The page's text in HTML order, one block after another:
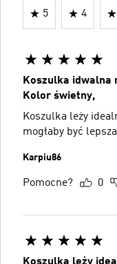
5 4
Koszulka idwalna
Kolor świetny,
Koszulka leży idealnie. Kolor świetny,
mogłaby być
Karpiu86
Pomocne? 0
Koszulka leży